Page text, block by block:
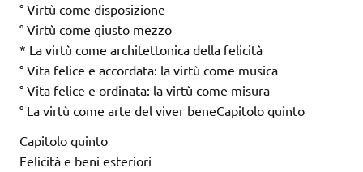
° Virtù come disposizione
° Virtù come giusto mezzo
* La virtù come architettonica della felicità
° Vita felice e accordata: la virtù come musica
° Vita felice e ordinata: la virtù come misura
° La virtù come arte del viver beneCapitolo quinto
Capitolo quinto
Felicità e beni esteriori